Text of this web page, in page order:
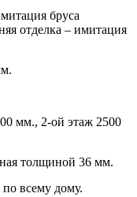
бруса
отделка – имитация
мм., 2-ой этаж 2500
толщиной 36 мм.
всему дому.